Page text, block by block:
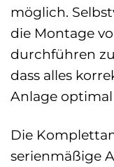
möglich.
die Montage
durchführen
dass alles
Anlage
Die
serienmäßige